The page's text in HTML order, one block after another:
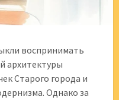
воспринимать
архитектуры
Старого города и
Однако за